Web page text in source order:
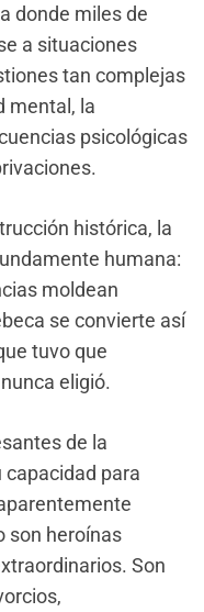
donde miles de
a situaciones
tan complejas
mental, la
psicológicas
histórica, la
humana:
moldean
se convierte así
tuvo que
eligió.
de la
capacidad para
son heroínas
Son